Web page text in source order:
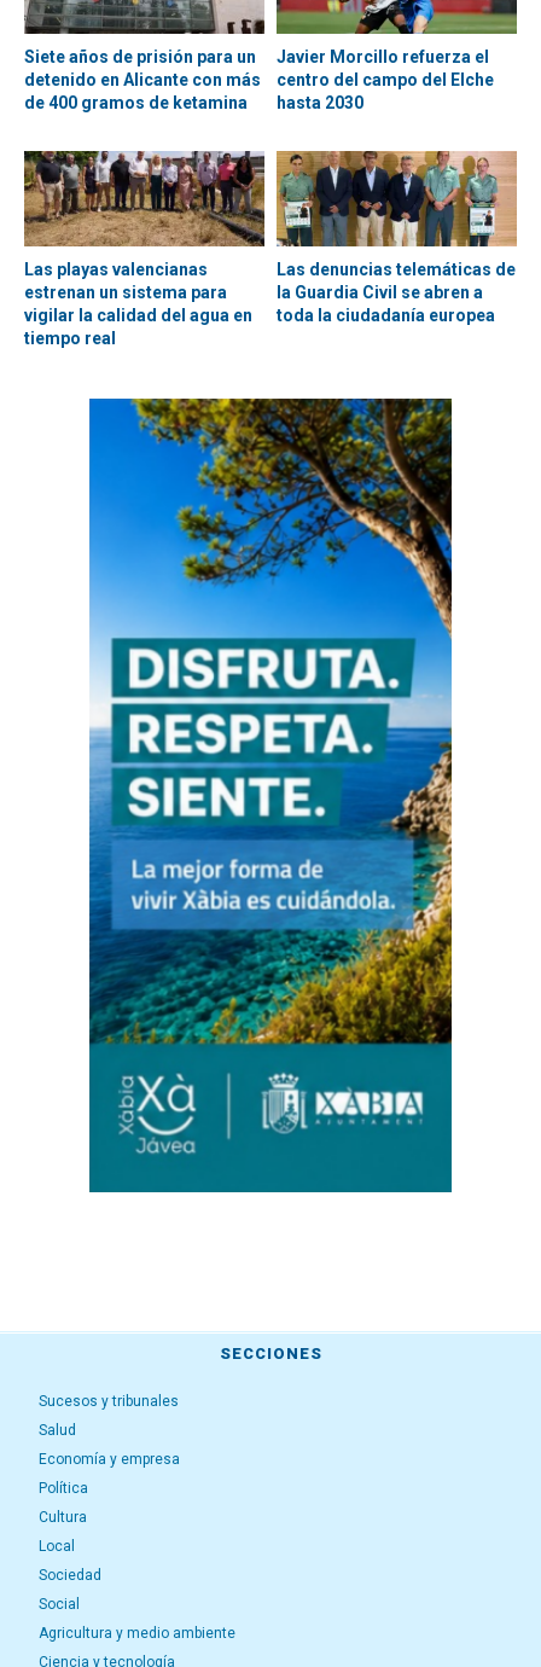
Siete años de prisión para un
detenido en Alicante con más
de 400 gramos de ketamina
Javier Morcillo refuerza el
centro del campo del Elche
hasta 2030
Las playas valencianas
estrenan un sistema para
vigilar la calidad del agua en
tiempo real
Las denuncias telemáticas de
la Guardia Civil se abren a
toda la ciudadanía europea
SECCIONES
Sucesos y tribunales
Salud
Economía y empresa
Política
Cultura
Local
Sociedad
Social
Agricultura y medio ambiente
Ciencia y tecnología